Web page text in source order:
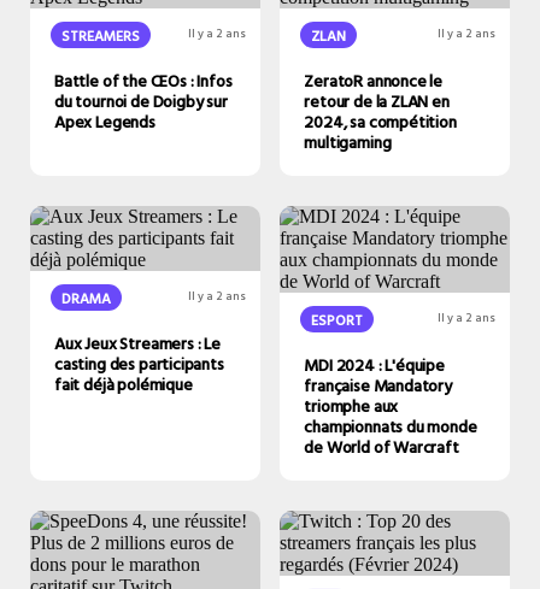
STREAMERS Il y a 2 ans
Battle of the CEOs : Infos
du tournoi de Doigby sur
Apex Legends
ZLAN Il y a 2 ans
ZeratoR annonce le
retour de la ZLAN en
2024, sa compétition
multigaming
DRAMA Il y a 2 ans
Aux Jeux Streamers : Le
casting des participants
fait déjà polémique
ESPORT Il y a 2 ans
MDI 2024 : L'équipe
française Mandatory
triomphe aux
championnats du monde
de World of Warcraft